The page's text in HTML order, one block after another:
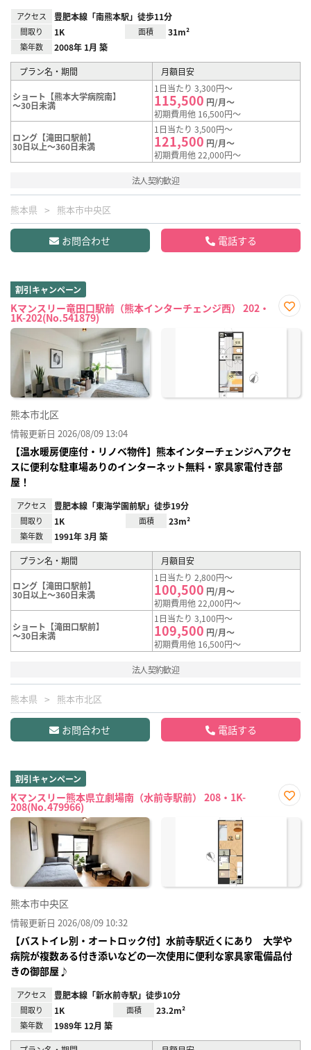
アクセス 豊肥本線「南熊本駅」徒歩11分
間取り 1K 面積 31m²
築年数 2008年 1月 築
プラン名・期間 月額目安
ショート【熊本大学病院南】
～30日未満
1日当たり 3,300円～
115,500 円/月～
初期費用他 16,500円～
ロング【滝田口駅前】
30日以上～360日未満
1日当たり 3,500円～
121,500 円/月～
初期費用他 22,000円～
法人契約歓迎
熊本県 熊本市中央区
お問合わせ 電話する
割引キャンペーン
Kマンスリー竜田口駅前（熊本インターチェンジ西） 202・
1K-202(No.541879)
に入
熊本市北区
情報更新日 2026/08/09 13:04
【温水暖房便座付・リノベ物件】熊本インターチェンジへアクセ
スに便利な駐車場ありのインターネット無料・家具家電付き部
屋！
アクセス 豊肥本線「東海学園前駅」徒歩19分
間取り 1K 面積 23m²
築年数 1991年 3月 築
プラン名・期間 月額目安
ロング【滝田口駅前】
30日以上～360日未満
1日当たり 2,800円～
100,500 円/月～
初期費用他 22,000円～
ショート【滝田口駅前】
～30日未満
1日当たり 3,100円～
109,500 円/月～
初期費用他 16,500円～
法人契約歓迎
熊本県 熊本市北区
お問合わせ 電話する
割引キャンペーン
Kマンスリー熊本県立劇場南（水前寺駅前） 208・1K-
208(No.479966)
に入
熊本市中央区
情報更新日 2026/08/09 10:32
【バストイレ別・オートロック付】水前寺駅近くにあり 大学や
病院が複数ある付き添いなどの一次使用に便利な家具家電備品付
きの御部屋♪
アクセス 豊肥本線「新水前寺駅」徒歩10分
間取り 1K 面積 23.2m²
築年数 1989年 12月 築